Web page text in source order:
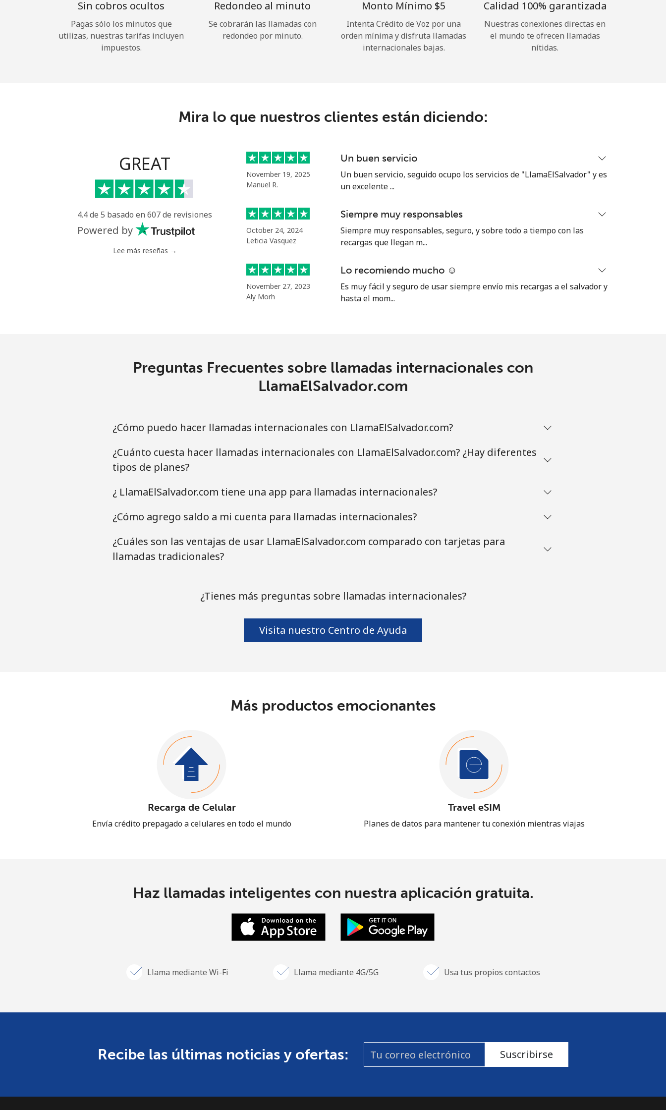
¡Hola!
¿Olvidaste tu contraseña? →
Iniciar Sesión
Continuar con
Sin cobros ocultos
Pagas sólo los minutos que
utilizas, nuestras tarifas incluyen
impuestos.
Redondeo al minuto
Se cobrarán las llamadas con
redondeo por minuto.
Monto Mínimo ⁦$5⁩
Intenta Crédito de Voz por una
orden mínima y disfruta llamadas
internacionales bajas.
Calidad 100% garantizada
Nuestras conexiones directas en
el mundo te ofrecen llamadas
nítidas.
Mira lo que nuestros clientes están diciendo:
GREAT
4.4 de 5 basado en 607 de revisiones
Powered by
Lee más reseñas →
November 19, 2025
Manuel R.
Un buen servicio
Un buen servicio, seguido ocupo los servicios de "LlamaElSalvador" y es
un excelente ...
October 24, 2024
Leticia Vasquez
Siempre muy responsables
Siempre muy responsables, seguro, y sobre todo a tiempo con las
recargas que llegan m...
November 27, 2023
Aly Morh
Lo recomiendo mucho ☺️
Es muy fácil y seguro de usar siempre envío mis recargas a el salvador y
hasta el mom...
Preguntas Frecuentes sobre llamadas internacionales con
LlamaElSalvador.com
¿Cómo puedo hacer llamadas internacionales con LlamaElSalvador.com?
¿Cuánto cuesta hacer llamadas internacionales con LlamaElSalvador.com? ¿Hay diferentes
tipos de planes?
¿ LlamaElSalvador.com tiene una app para llamadas internacionales?
¿Cómo agrego saldo a mi cuenta para llamadas internacionales?
¿Cuáles son las ventajas de usar LlamaElSalvador.com comparado con tarjetas para
llamadas tradicionales?
¿Tienes más preguntas sobre llamadas internacionales?
Visita nuestro Centro de Ayuda
Más productos emocionantes
Recarga de Celular
Envía crédito prepagado a celulares en todo el mundo
Travel eSIM
Planes de datos para mantener tu conexión mientras viajas
Haz llamadas inteligentes con nuestra aplicación gratuita.
Llama mediante Wi-Fi Llama mediante 4G/5G Usa tus propios contactos
Recibe las últimas noticias y ofertas: Suscribirse